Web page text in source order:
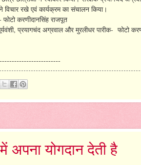
विचार रखे एवं कार्यक्रम का संचालन किया।
फोटो करणीदानसिंह राजपूत
प्रयागचंद अग्रवाल और मुरलीधर पारीक- फोटो
अपना योगदान देती है